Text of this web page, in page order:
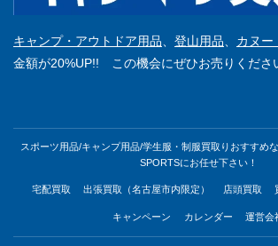
キャンプ・アウトドア用品 登山用品 カヌー
金額が20%UP!! この機会にぜひお売りくださ
スポーツ用品/キャンプ用品/学生服・制服買取りおすすめ
SPORTSにお任せ下さい！
宅配買取 出張買取（名古屋市内限定） 店頭買取
キャンペーン カレンダー 運営会